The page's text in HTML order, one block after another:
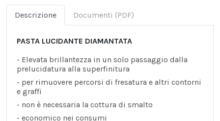
Descrizione Documenti (PDF)
PASTA LUCIDANTE DIAMANTATA
- Elevata brillantezza in un solo passaggio dalla
prelucidatura alla superfinitura
- per rimuovere percorsi di fresatura e altri contorni
e graffi
- non è necessaria la cottura di smalto
- economico nei consumi